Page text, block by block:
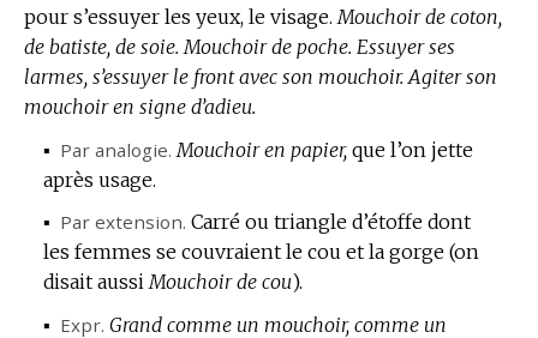
pour s’essuyer les yeux, le visage. Mouchoir de coton,
de batiste, de soie. Mouchoir de poche. Essuyer ses
larmes, s’essuyer le front avec son mouchoir. Agiter son
mouchoir en signe d’adieu.
▪ Par analogie. Mouchoir en papier, que l’on jette
après usage.
▪ Par extension. Carré ou triangle d’étoffe dont
les femmes se couvraient le cou et la gorge (on
disait aussiMouchoir de cou).
▪ Expr. Grand comme un mouchoir, comme un